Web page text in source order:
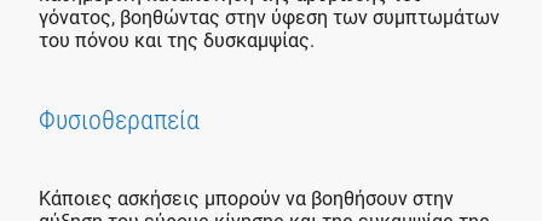
γόνατος, βοηθώντας στην ύφεση των συμπτωμάτων
του πόνου και της δυσκαμψίας.
Φυσιοθεραπεία
Κάποιες ασκήσεις μπορούν να βοηθήσουν στην